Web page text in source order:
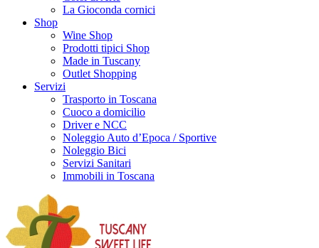
La Gioconda cornici
Shop
Wine Shop
Prodotti tipici Shop
Made in Tuscany
Outlet Shopping
Servizi
Trasporto in Toscana
Cuoco a domicilio
Driver e NCC
Noleggio Auto d’Epoca / Sportive
Noleggio Bici
Servizi Sanitari
Immobili in Toscana